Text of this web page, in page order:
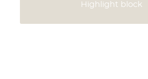
Highlight block